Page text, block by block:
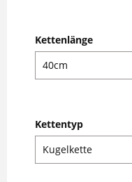
Kettenlänge
Kettentyp